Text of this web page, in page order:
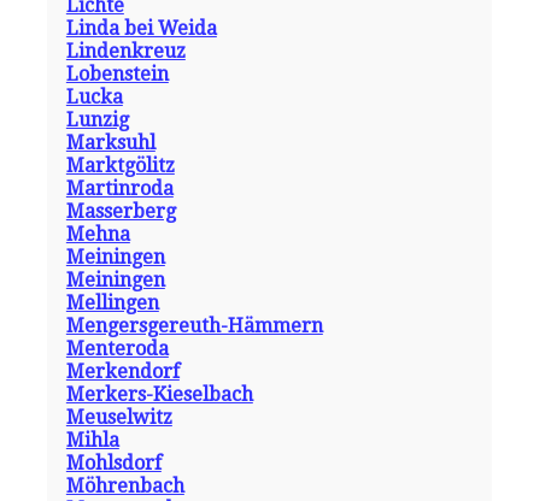
Lichte
Linda bei Weida
Lindenkreuz
Lobenstein
Lucka
Lunzig
Marksuhl
Marktgölitz
Martinroda
Masserberg
Mehna
Meiningen
Meiningen
Mellingen
Mengersgereuth-Hämmern
Menteroda
Merkendorf
Merkers-Kieselbach
Meuselwitz
Mihla
Mohlsdorf
Möhrenbach